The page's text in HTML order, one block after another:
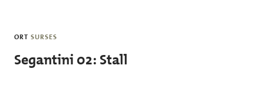
ORT SURSES
Segantini 02: Stall